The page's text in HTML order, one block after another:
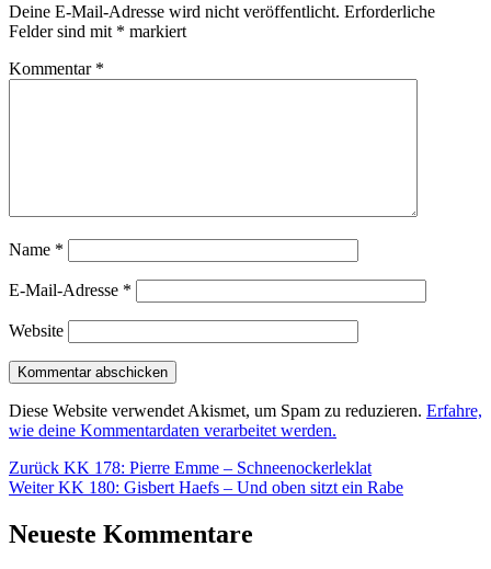
Deine E-Mail-Adresse wird nicht veröffentlicht. Erforderliche
Felder sind mit * markiert
Kommentar *
Name *
E-Mail-Adresse *
Website
Diese Website verwendet Akismet, um Spam zu reduzieren. Erfahre,
wie deine Kommentardaten verarbeitet werden.
Beitragsnavigation
Zurück Vorheriger
Beitrag:
KK 178: Pierre Emme – Schneenockerleklat
Weiter Nächster
KK 180: Gisbert Haefs – Und oben sitzt ein Rabe
Neueste Kommentare